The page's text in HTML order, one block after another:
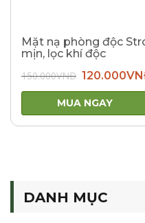
Mặt nạ phòng độc
mịn, lọc khí độc
150.000VNĐ Giá
gốc
là:
150.000VNĐ.
120.000
MUA NGAY
DANH MỤC